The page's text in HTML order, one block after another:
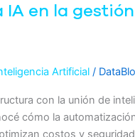
IA en la
Artificial /
con la unión de
cómo la
costos y